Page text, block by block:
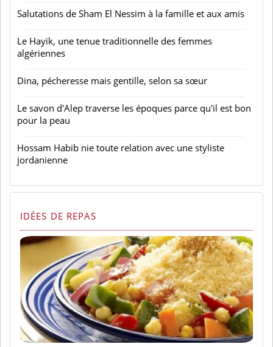
Salutations de Sham El Nessim à la famille et aux amis
Le Hayik, une tenue traditionnelle des femmes
algériennes
Dina, pécheresse mais gentille, selon sa sœur
Le savon d'Alep traverse les époques parce qu'il est bon
pour la peau
Hossam Habib nie toute relation avec une styliste
jordanienne
IDÉES DE REPAS